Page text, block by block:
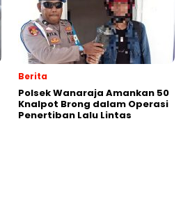
Berita
Polsek Wanaraja Amankan 50
Knalpot Brong dalam Operasi
Penertiban Lalu Lintas